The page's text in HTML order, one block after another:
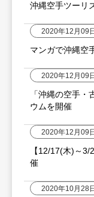
沖縄空手ツーリ
2020年12月09
マンガで沖縄空
2020年12月09
「沖縄の空手
ウムを開催
2020年12月09
【12/17(木)～
催
2020年10月28